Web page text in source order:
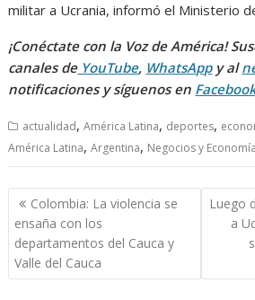
militar a Ucrania, informó el Ministerio
¡Conéctate con la Voz de América!
canales deYouTube, WhatsAppy al
notificaciones y síguenos en
actualidad,América Latina, deportes,
América Latina,Argentina, Negocios y Economía
Navegación
de
entradas
Colombia: La violencia se
ensaña con los
departamentos del Cauca y
Valle del Cauca
Luego
a